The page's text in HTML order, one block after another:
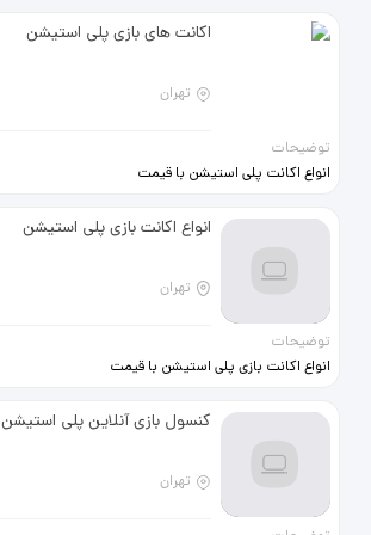
اکانت های بازی پلی استیشن
تهران
توضیحات
انواع اکانت پلی استیشن با قیمت
09306082755
انواع اکانت بازی پلی استیشن
تهران
توضیحات
انواع اکانت بازی پلی استیشن با قیمت
09306082755 تماس بگیرید
کنسول بازی آنلاین پلی استیشن 4و5
تهران